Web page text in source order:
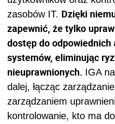
zasobów IT. Dzięki
zapewnić, że tylko
dostęp do odpowiednich
systemów, eliminując
nieuprawnionych. IGA
dalej, łącząc
zarządzaniem
kontrolowanie, kto ma